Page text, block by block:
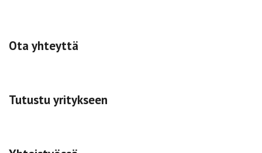
Ota yhteyttä
Tutustu yritykseen